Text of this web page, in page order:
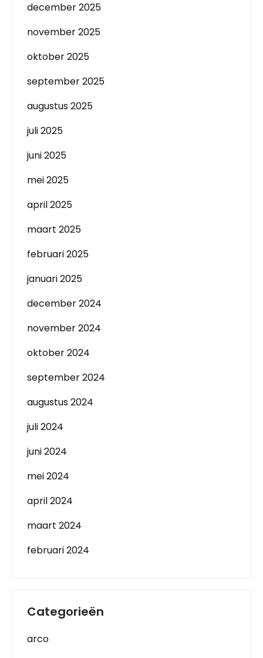
december 2025
november 2025
oktober 2025
september 2025
augustus 2025
juli 2025
juni 2025
mei 2025
april 2025
maart 2025
februari 2025
januari 2025
december 2024
november 2024
oktober 2024
september 2024
augustus 2024
juli 2024
juni 2024
mei 2024
april 2024
maart 2024
februari 2024
Categorieën
arco